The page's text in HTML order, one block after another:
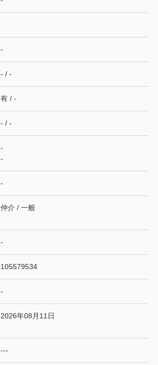
-
- / -
有 / -
- / -
-
-
-
仲介 / 一般
-
105579534
-
2026年08月11日
---